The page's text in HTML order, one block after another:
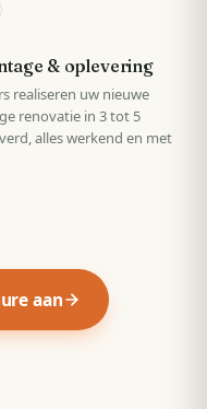
& oplevering
realiseren uw nieuwe
renovatie in 3 tot 5
alles werkend en met
aan